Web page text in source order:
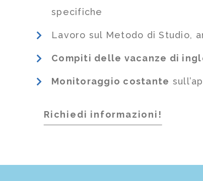
specifiche
Lavoro sul Metodo di Studio,
Compiti delle vacanze di
Monitoraggio costante
Richiedi informazioni!